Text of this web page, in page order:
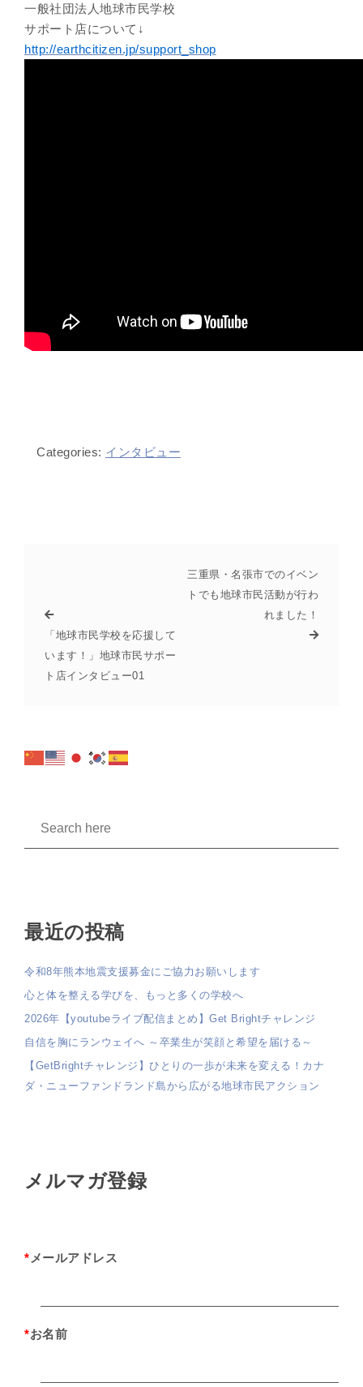
一般社団法人地球市民学校
サポート店について↓
http://earthcitizen.jp/support_shop
Categories: インタビュー
「地球市民学校を応援して
います！」地球市民サポー
ト店インタビュー01
三重県・名張市でのイベン
トでも地球市民活動が行わ
れました！
最近の投稿
令和8年熊本地震支援募金にご協力お願いします
心と体を整える学びを、もっと多くの学校へ
2026年【youtubeライブ配信まとめ】Get Brightチャレンジ
自信を胸にランウェイへ ～卒業生が笑顔と希望を届ける～
【GetBrightチャレンジ】ひとりの一歩が未来を変える！カナ
ダ・ニューファンドランド島から広がる地球市民アクション
メルマガ登録
* メールアドレス
*お名前